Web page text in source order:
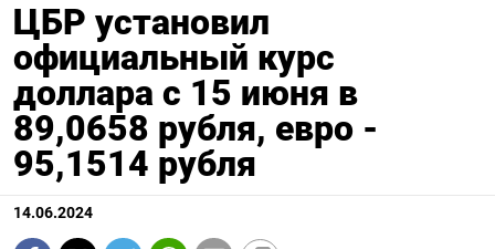
ЦБР установил
официальный курс
доллара с 15 июня в
89,0658 рубля, евро -
95,1514 рубля
14.06.2024